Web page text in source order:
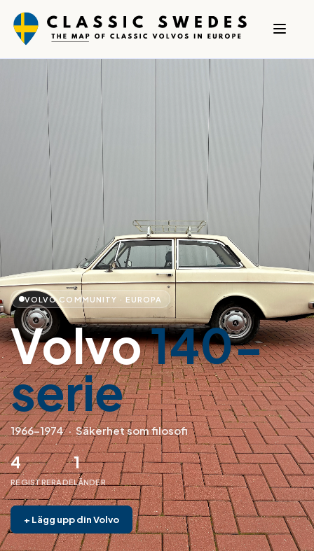
VOLVO COMMUNITY · EUROPA
Volvo140-
serie
1966–1974·Säkerhet som filosofi
4
REGISTRERADE
1
LÄNDER
+ Lägg upp din Volvo